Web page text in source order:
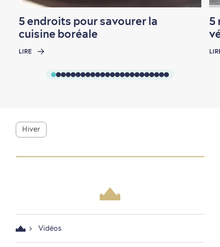
5 endroits pour savourer la
cuisine boréale
LIRE
5
Hiver
Vidéos